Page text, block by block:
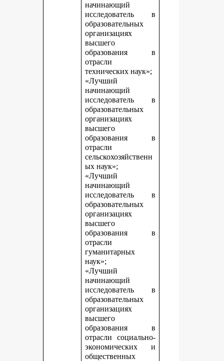
начинающий
исследователь в
образовательных
организациях
высшего
образования в
отрасли
технических наук»;
«Лучший
начинающий
исследователь в
образовательных
организациях
высшего
образования в
отрасли
сельскохозяйственн
ых наук»;
«Лучший
начинающий
исследователь в
образовательных
организациях
высшего
образования в
отрасли
гуманитарных
наук»;
«Лучший
начинающий
исследователь в
образовательных
организациях
высшего
образования в
отрасли социально-
экономических и
общественных